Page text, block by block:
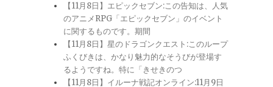
【11月8日】エピックセブン:この告知は、人気
のアニメRPG「エピックセブン」のイベント
に関するものです。期間
【11月8日】星のドラゴンクエスト:このループ
ふくびきは、かなり魅力的なそうびが登場す
るようですね。特に「きせきのつ
【11月8日】イルーナ戦記オンライン:11月9日